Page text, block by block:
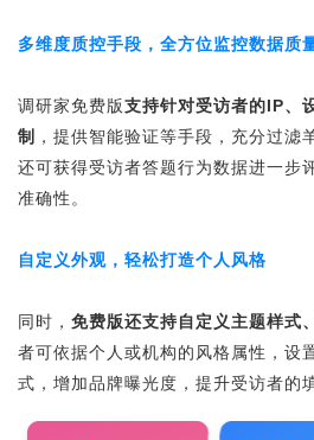
多维度质控手段，全方位监控数据质
调研家免费版支持针对受访者的IP、
制
，提供智能验证等手段，充分过滤
还可获得受访者答题行为数据进一步
准确性。
自定义外观，轻松打造个人风格
同时， 免费版还支持自定义主题样式
者可依据个人或机构的风格属性，设
式，增加品牌曝光度，提升受访者的